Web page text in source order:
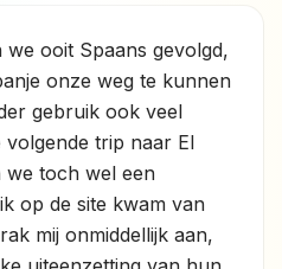
ooit Spaans gevolgd,
onze weg te kunnen
gebruik ook veel
volgende trip naar El
we toch wel een
op de site kwam van
mij onmiddellijk aan,